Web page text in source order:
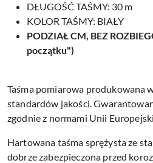
DŁUGOŚĆ TAŚMY: 30 m
KOLOR TAŚMY: BIAŁY
PODZIAŁ CM, BEZ
początku")
Taśma pomiarowa produkowana
standardów jakości.
zgodnie z normami Unii
Hartowana taśma sprężysta ze
dobrze zabezpieczona przed